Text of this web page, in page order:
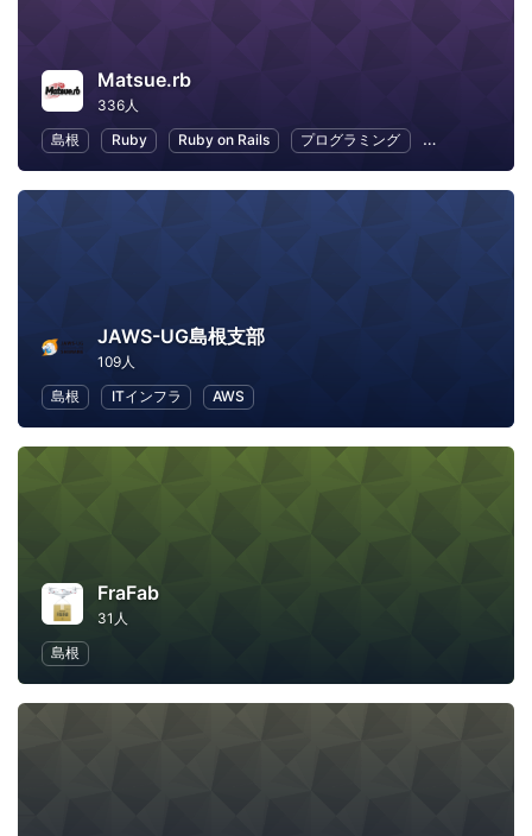
Matsue.rb
336人
島根
Ruby Ruby on Rails プログラミング オープンソース
JAWS-UG島根支部
109人
島根
ITインフラ AWS
FraFab
31人
島根